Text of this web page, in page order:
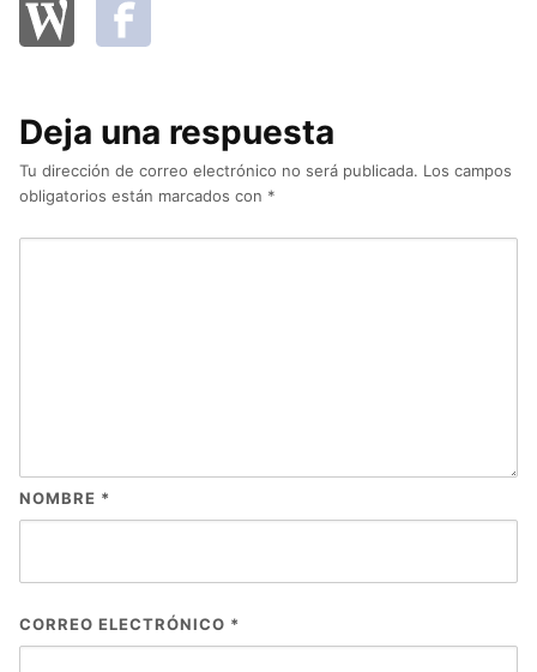
Deja una respuesta
Tu dirección de correo electrónico no será publicada. Los campos
obligatorios están marcados con *
NOMBRE *
CORREO ELECTRÓNICO *